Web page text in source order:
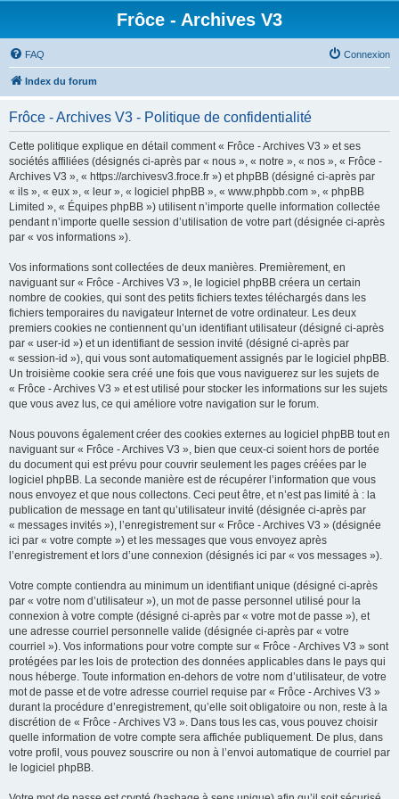
Frôce - Archives V3
FAQ Connexion
Index du forum
Frôce - Archives V3 - Politique de confidentialité
Cette politique explique en détail comment « Frôce - Archives V3 » et ses
sociétés affiliées (désignés ci-après par « nous », « notre », « nos », « Frôce -
Archives V3 », « https://archivesv3.froce.fr ») et phpBB (désigné ci-après par
« ils », « eux », « leur », « logiciel phpBB », « www.phpbb.com », « phpBB
Limited », « Équipes phpBB ») utilisent n’importe quelle information collectée
pendant n’importe quelle session d’utilisation de votre part (désignée ci-après
par « vos informations »).
Vos informations sont collectées de deux manières. Premièrement, en
naviguant sur « Frôce - Archives V3 », le logiciel phpBB créera un certain
nombre de cookies, qui sont des petits fichiers textes téléchargés dans les
fichiers temporaires du navigateur Internet de votre ordinateur. Les deux
premiers cookies ne contiennent qu’un identifiant utilisateur (désigné ci-après
par « user-id ») et un identifiant de session invité (désigné ci-après par
« session-id »), qui vous sont automatiquement assignés par le logiciel phpBB.
Un troisième cookie sera créé une fois que vous naviguerez sur les sujets de
« Frôce - Archives V3 » et est utilisé pour stocker les informations sur les sujets
que vous avez lus, ce qui améliore votre navigation sur le forum.
Nous pouvons également créer des cookies externes au logiciel phpBB tout en
naviguant sur « Frôce - Archives V3 », bien que ceux-ci soient hors de portée
du document qui est prévu pour couvrir seulement les pages créées par le
logiciel phpBB. La seconde manière est de récupérer l’information que vous
nous envoyez et que nous collectons. Ceci peut être, et n’est pas limité à : la
publication de message en tant qu’utilisateur invité (désignée ci-après par
« messages invités »), l’enregistrement sur « Frôce - Archives V3 » (désignée
ici par « votre compte ») et les messages que vous envoyez après
l’enregistrement et lors d’une connexion (désignés ici par « vos messages »).
Votre compte contiendra au minimum un identifiant unique (désigné ci-après
par « votre nom d’utilisateur »), un mot de passe personnel utilisé pour la
connexion à votre compte (désigné ci-après par « votre mot de passe »), et
une adresse courriel personnelle valide (désignée ci-après par « votre
courriel »). Vos informations pour votre compte sur « Frôce - Archives V3 » sont
protégées par les lois de protection des données applicables dans le pays qui
nous héberge. Toute information en-dehors de votre nom d’utilisateur, de votre
mot de passe et de votre adresse courriel requise par « Frôce - Archives V3 »
durant la procédure d’enregistrement, qu’elle soit obligatoire ou non, reste à la
discrétion de « Frôce - Archives V3 ». Dans tous les cas, vous pouvez choisir
quelle information de votre compte sera affichée publiquement. De plus, dans
votre profil, vous pouvez souscrire ou non à l’envoi automatique de courriel par
le logiciel phpBB.